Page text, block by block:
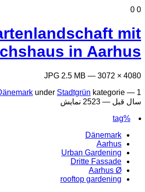
0
0
mit
in Aarhus
4080 × 3072 — JPG 2.5 MB
under Stadtgrün kategorie — 1
سال قبل — 2523 نمایش
%tag
Dänemark
Aarhus
Urban Gardening
Dritte Fassade
Aarhus Ø
rooftop gardening